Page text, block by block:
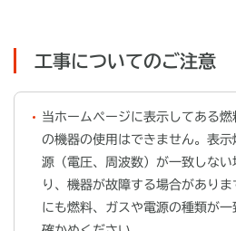
工事についてのご注意
当ホームページに表示してある
の機器の使用はできません。表
源（電圧、周波数）が一致しな
り、機器が故障する場合があり
にも燃料、ガスや電源の種類が